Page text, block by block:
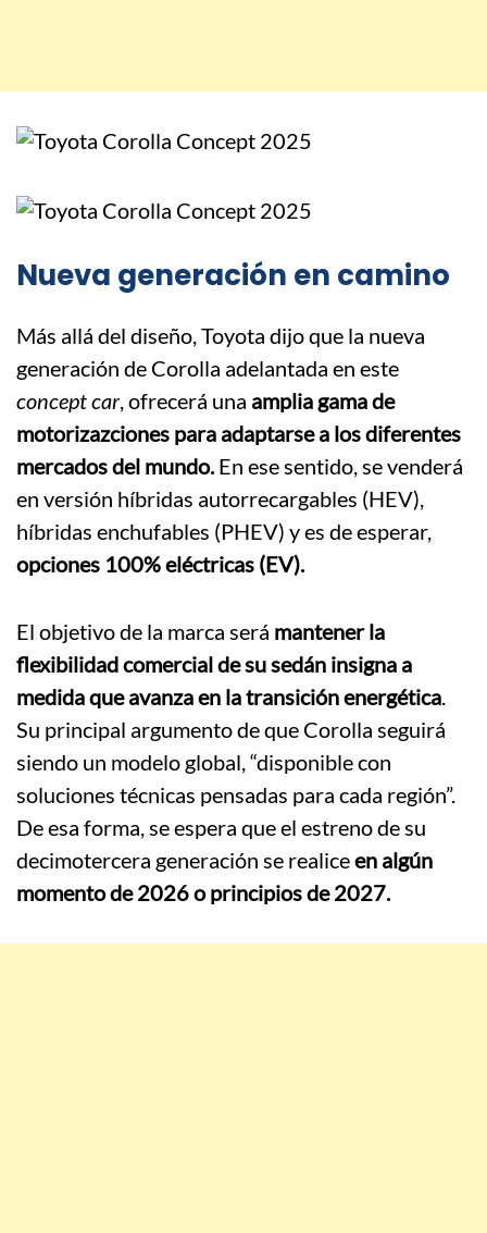
Nueva generación en camino
Más allá del diseño, Toyota dijo que la nueva
generación de Corolla adelantada en este
concept car, ofrecerá una amplia gama de
motorizazciones para adaptarse a los diferentes
mercados del mundo. En ese sentido, se venderá
en versión híbridas autorrecargables (HEV),
híbridas enchufables (PHEV) y es de esperar,
opciones 100% eléctricas (EV).
El objetivo de la marca será mantener la
flexibilidad comercial de su sedán insigna a
medida que avanza en la transición energética
Su principal argumento de que Corolla seguirá
siendo un modelo global, “disponible con
soluciones técnicas pensadas para cada región”.
De esa forma, se espera que el estreno de su
decimotercera generación se realiceen algún
momento de 2026 o principios de 2027.